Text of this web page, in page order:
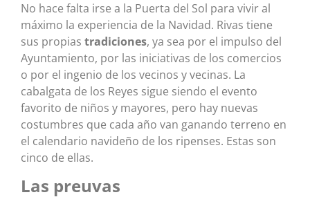
No hace falta irse a la Puerta del Sol para vivir al
máximo la experiencia de la Navidad. Rivas tiene
sus propias tradiciones, ya sea por el impulso del
Ayuntamiento, por las iniciativas de los comercios
o por el ingenio de los vecinos y vecinas. La
cabalgata de los Reyes sigue siendo el evento
favorito de niños y mayores, pero hay nuevas
costumbres que cada año van ganando terreno en
el calendario navideño de los ripenses. Estas son
cinco de ellas.
Las preuvas